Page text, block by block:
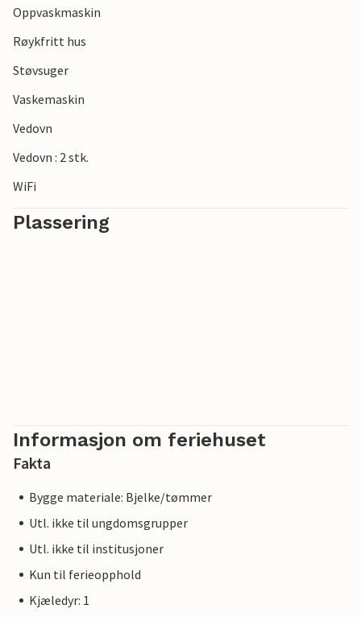
Oppvaskmaskin
Røykfritt hus
Støvsuger
Vaskemaskin
Vedovn
Vedovn : 2 stk.
WiFi
Plassering
Informasjon om feriehuset
Fakta
Bygge materiale: Bjelke/tømmer
Utl. ikke til ungdomsgrupper
Utl. ikke til institusjoner
Kun til ferieopphold
Kjæledyr: 1